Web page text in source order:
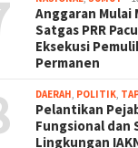
Anggaran Mulai
Satgas PRR
Eksekusi
Permanen
DAERAH, POLITIK,
Pelantikan
Fungsional
Lingkungan